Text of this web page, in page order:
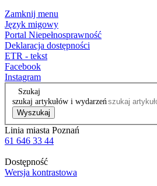
Zamknij menu
Język migowy
Portal Niepełnosprawność
Deklaracja dostępności
ETR - tekst
Facebook
Instagram
Szukaj
szukaj artykułów i wydarzeń
Wyszukaj
Linia miasta Poznań
61 646 33 44
Dostępność
Wersja kontrastowa